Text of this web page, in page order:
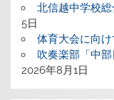
北信越中学校
5日
体育大会に向
吹奏楽部「中
2026年8月1日